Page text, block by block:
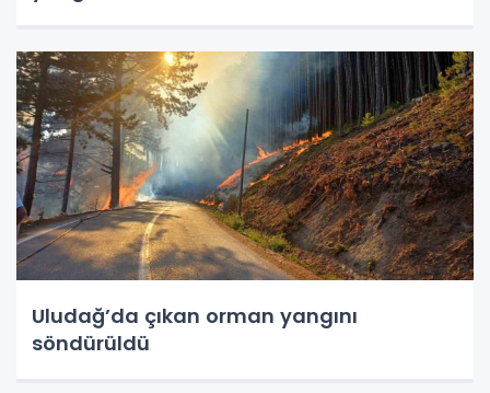
Uludağ’da çıkan orman yangını
söndürüldü